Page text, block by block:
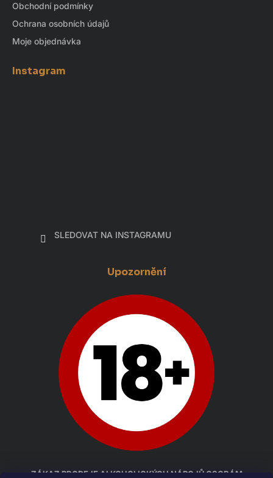
Obchodní podmínky
Ochrana osobních údajů
Moje objednávka
Instagram
SLEDOVAT NA INSTAGRAMU
Upozornění
ZÁKAZ PRODEJE ALKOHOLICKÝCH NÁPOJŮ OSOBÁM